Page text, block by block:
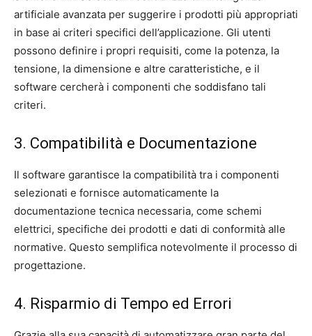
artificiale avanzata per suggerire i prodotti più appropriati
in base ai criteri specifici dell’applicazione. Gli utenti
possono definire i propri requisiti, come la potenza, la
tensione, la dimensione e altre caratteristiche, e il
software cercherà i componenti che soddisfano tali
criteri.
3. Compatibilità e Documentazione
Il software garantisce la compatibilità tra i componenti
selezionati e fornisce automaticamente la
documentazione tecnica necessaria, come schemi
elettrici, specifiche dei prodotti e dati di conformità alle
normative. Questo semplifica notevolmente il processo di
progettazione.
4. Risparmio di Tempo ed Errori